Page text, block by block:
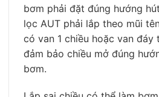
bơm phải đặt đúng hướng
lọc AUT phải lắp theo mũi
có van 1 chiều hoặc van đáy
đảm bảo chiều mở đúng
bơm.